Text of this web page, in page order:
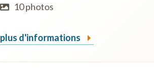
10 photos
plus d'informations